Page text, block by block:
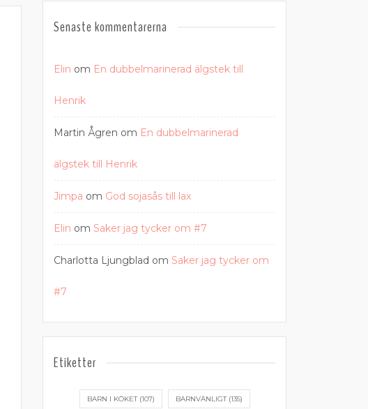
Senaste kommentarerna
Elin om En dubbelmarinerad älgstek till
Henrik
Martin Ågren om En dubbelmarinerad
älgstek till Henrik
Jimpa om God sojasås till lax
Elin om Saker jag tycker om #7
Charlotta Ljungblad om Saker jag tycker om
#7
Etiketter
BARN I KÖKET(107) BARNVÄNLIGT(135)